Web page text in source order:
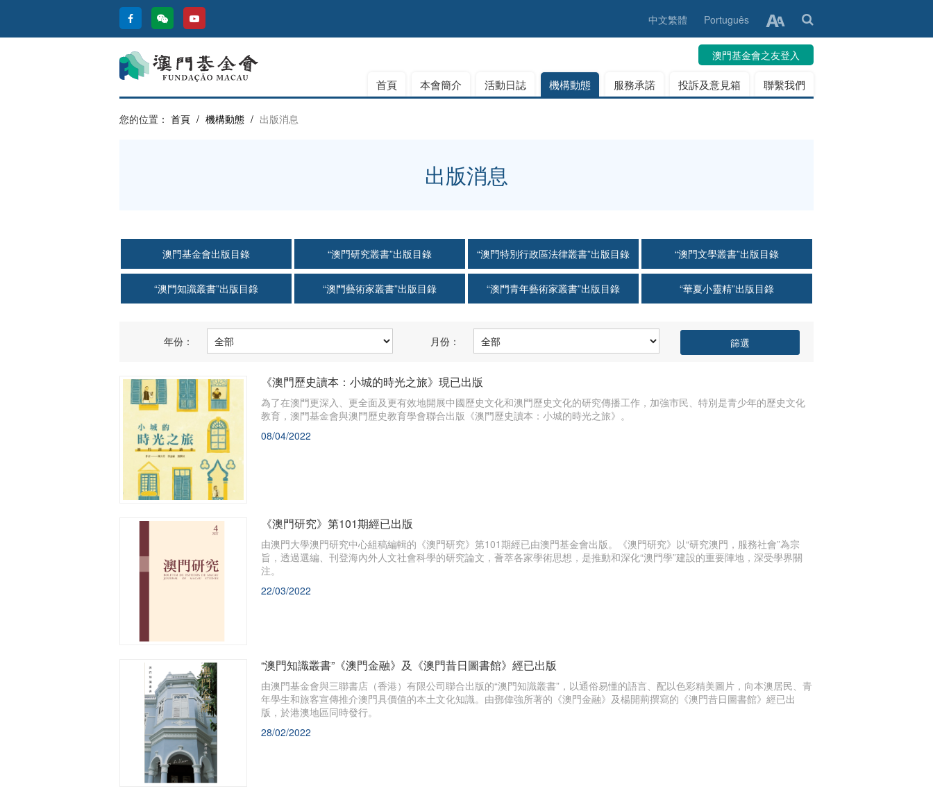
中文繁體 Português
澳門基金會之友登入
首頁 本會簡介 活動日誌 機構動態 服務承諾 投訴及意見箱 聯繫我們
您的位置： 首頁 / 機構動態 / 出版消息
出版消息
澳門基金會出版目錄 “澳門研究叢書”出版目錄 “澳門特別行政區法律叢書”出版目錄 “澳門文學叢書”出版目錄
“澳門知識叢書”出版目錄 “澳門藝術家叢書”出版目錄 “澳門青年藝術家叢書”出版目錄 “華夏小靈精”出版目錄
年份： 月份： 篩選
《澳門歷史讀本：小城的時光之旅》現已出版
為了在澳門更深入、更全面及更有效地開展中國歷史文化和澳門歷史文化的研究傳播工作，加強市民、特別是青少年的歷史文化
教育，澳門基金會與澳門歷史教育學會聯合出版《澳門歷史讀本：小城的時光之旅》。
08/04/2022
《澳門研究》第101期經已出版
由澳門大學澳門研究中心組稿編輯的《澳門研究》第101期經已由澳門基金會出版。《澳門研究》以“研究澳門，服務社會”為宗
旨，透過選編、刊登海內外人文社會科學的研究論文，薈萃各家學術思想，是推動和深化“澳門學”建設的重要陣地，深受學界關
注。
22/03/2022
“澳門知識叢書”《澳門金融》及《澳門昔日圖書館》經已出版
由澳門基金會與三聯書店（香港）有限公司聯合出版的“澳門知識叢書”，以通俗易懂的語言、配以色彩精美圖片，向本澳居民、青
年學生和旅客宣傳推介澳門具價值的本土文化知識。由鄧偉強所著的《澳門金融》及楊開荊撰寫的《澳門昔日圖書館》經已出
版，於港澳地區同時發行。
28/02/2022